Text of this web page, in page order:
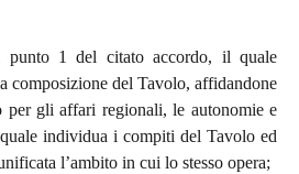
1 del citato accordo, il quale
composizione del Tavolo, affidandone
per gli affari regionali, le autonomie e
individua i compiti del Tavolo ed
l’ambito in cui lo stesso opera;